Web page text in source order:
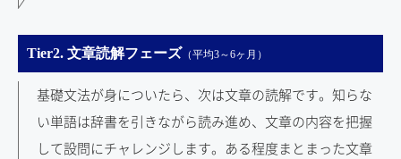
Tier2. 文章読解フェーズ （平均3～6ヶ月）
基礎文法が身についたら、次は文章の読解です。知らな
い単語は辞書を引きながら読み進め、文章の内容を把握
して設問にチャレンジします。ある程度まとまった文章